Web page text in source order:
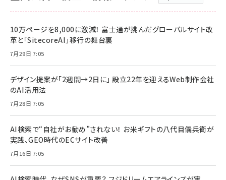
10万ページを8,000に激減！ 富士通が挑んだグローバルサイト改
革と「SitecoreAI」移行の舞台裏
7月29日 7:05
デザイン提案が「2週間→2日に」 設立22年を迎えるWeb制作会社
のAI活用法
7月28日 7:05
AI検索で“自社がお勧め”されない！ お米ギフトの八代目儀兵衛が
実践、GEO時代のECサイト改善
7月16日 7:05